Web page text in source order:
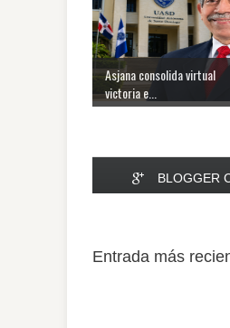
Asjana consolida virtual
victoria e...
BLOGGER
Entrada más